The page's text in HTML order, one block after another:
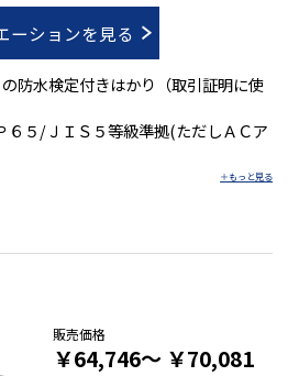
ーションを見る
防水検定付きはかり（取引証明に使
５/ＪＩＳ５等級準拠(ただしＡＣア
販売価格
￥64,746～ ￥70,081